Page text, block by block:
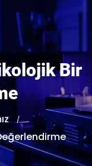
Bir